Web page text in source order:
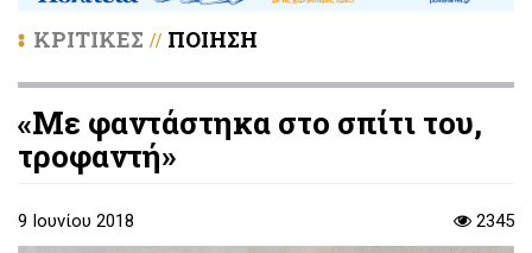
ΚΡΙΤΙΚΕΣ // ΠΟΙΗΣΗ
«Με φαντάστηκα στο σπίτι του,
τροφαντή»
9 Ιουνίου 2018 2345